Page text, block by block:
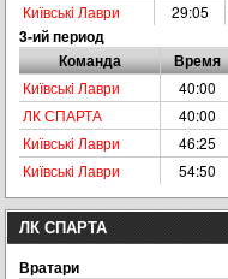
Київськi Лаври
29:05
3-ий период
Команда
Время
Київськi Лаври 40:00
ЛК СПАРТА
40:00
Київськi Лаври
46:25
Київськi Лаври
54:50
ЛК СПАРТА
Вратари